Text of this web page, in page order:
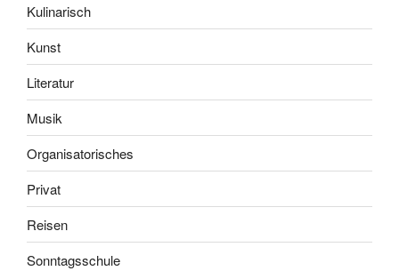
Kulinarisch
Kunst
Literatur
Musik
Organisatorisches
Privat
Reisen
Sonntagsschule